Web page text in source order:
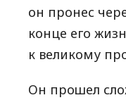
он пронес
конце его
к великому
Он прошел